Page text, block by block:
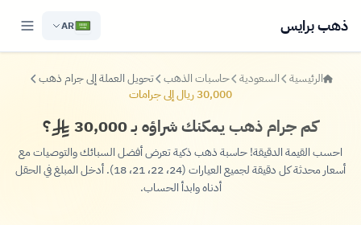
ذهب برايس AR
الرئيسية السعودية حاسبات الذهب تحويل العملة إلى جرام ذهب
30,000 ريال إلى جرامات
كم جرام ذهب يمكنك شراؤه بـ 30,000 ؟
احسب القيمة الدقيقة! حاسبة ذهب ذكية تعرض أفضل السبائك والتوصيات مع
أسعار محدثة كل دقيقة لجميع العيارات (24، 22، 21، 18). أدخل المبلغ في الحقل
أدناه وابدأ الحساب.